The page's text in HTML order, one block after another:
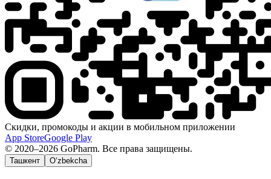
Скидки, промокоды и акции в мобильном приложении
App StoreGoogle Play
© 2020–2026 GoPharm. Все права защищены.
Ташкент O‘zbekcha